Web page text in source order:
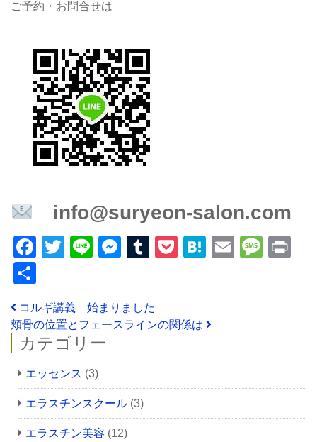
ご予約・お問合せは
info@suryeon-salon.com
Facebook
TwitterLineMessenger
Tumblr
Pocket
Hatena
Email
有
投稿ナビゲーション
コルギ講義 始まりました
頬骨の位置とフェースラインの関係は
カテゴリー
エッセンス (3)
エラスチンスクール (3)
エラスチン美容 (12)